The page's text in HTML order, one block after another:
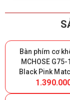
Bàn phím cơ
MCHOSE
Black Pink
Switch V2 -
(Giữ lại Box để